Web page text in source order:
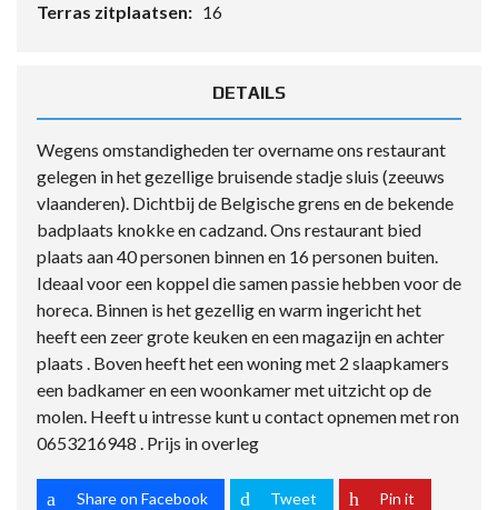
Terras zitplaatsen: 16
DETAILS
Wegens omstandigheden ter overname ons restaurant
gelegen in het gezellige bruisende stadje sluis (zeeuws
vlaanderen). Dichtbij de Belgische grens en de bekende
badplaats knokke en cadzand. Ons restaurant bied
plaats aan 40 personen binnen en 16 personen buiten.
Ideaal voor een koppel die samen passie hebben voor de
horeca. Binnen is het gezellig en warm ingericht het
heeft een zeer grote keuken en een magazijn en achter
plaats . Boven heeft het een woning met 2 slaapkamers
een badkamer en een woonkamer met uitzicht op de
molen. Heeft u intresse kunt u contact opnemen met ron
0653216948 . Prijs in overleg
Share on Facebook Tweet Pin it